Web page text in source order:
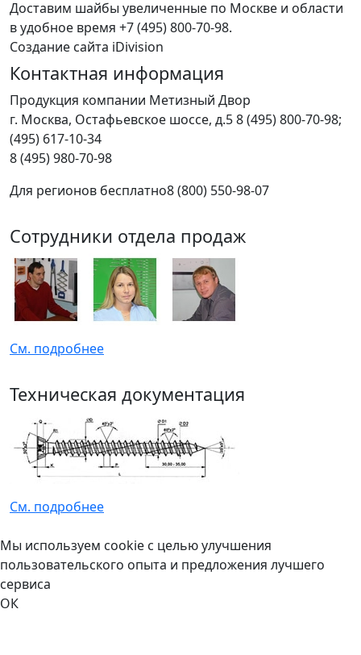
Доставим шайбы увеличенные по Москве и области
в удобное время +7 (495) 800-70-98.
Создание сайта iDivision
Контактная информация
Продукция компании Метизный Двор
г. Москва, Остафьевское шоссе, д.58 (495) 800-70-98;
(495) 617-10-34
8 (495) 980-70-98
Для регионов бесплатно8 (800) 550-98-07
Сотрудники отдела продаж
См. подробнее
Техническая документация
См. подробнее
Мы используем cookie с целью улучшения
пользовательского опыта и предложения лучшего
сервиса
ОК